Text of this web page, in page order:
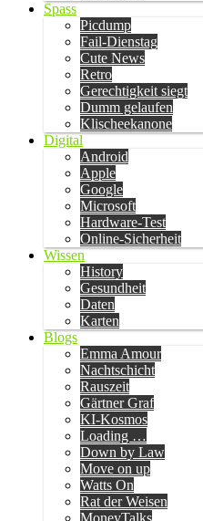
Spass
Picdump
Fail-Dienstag
Cute News
Retro
Gerechtigkeit siegt
Dumm gelaufen
Klischeekanone
Digital
Android
Apple
Google
Microsoft
Hardware-Test
Online-Sicherheit
Wissen
History
Gesundheit
Daten
Karten
Blogs
Emma Amour
Nachtschicht
Rauszeit
Gärtner Graf
KI-Kosmos
Loading …
Down by Law
Move on up
Watts On
Rat der Weisen
MoneyTalks